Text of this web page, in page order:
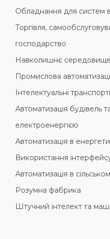
Обладнання для систем
Торгівля,
господарство
Навколишнє середовище
Промислова
Інтелектуальні
Автоматизація будівель
електроенергією
Автоматизація в
Використання
Автоматизація в
Розумна фабрика
Штучний інтелект та